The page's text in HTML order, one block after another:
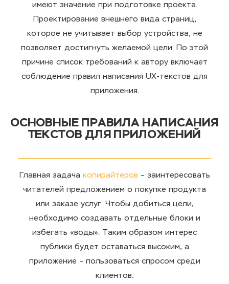
имеют значение при подготовке проекта.
Проектирование внешнего вида страниц,
которое не учитывает выбор устройства, не
позволяет достигнуть желаемой цели. По этой
причине список требований к автору включает
соблюдение правил написания UX-текстов для
приложения.
ОСНОВНЫЕ ПРАВИЛА НАПИСАНИЯ
ТЕКСТОВ ДЛЯ ПРИЛОЖЕНИЙ
Главная задача копирайтеров – заинтересовать
читателей предложением о покупке продукта
или заказе услуг. Чтобы добиться цели,
необходимо создавать отдельные блоки и
избегать «воды». Таким образом интерес
публики будет оставаться высоким, а
приложение – пользоваться спросом среди
клиентов.